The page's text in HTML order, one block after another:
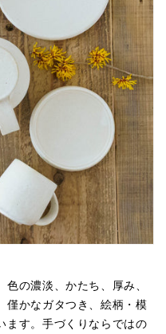
の濃淡、かたち、厚み、
僅かなガタつき、絵柄・模
ます。手づくりならではの